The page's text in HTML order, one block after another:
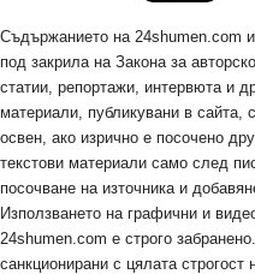
Съдържанието на 24shumen.com
под закрила на Закона за
статии, репортажи, интервюта и
материали, публикувани в сайта,
освен, ако изрично е посочено
текстови материали само след
посочване на източника и
Използването на графични и
24shumen.com е строго
санкционирани с цялата